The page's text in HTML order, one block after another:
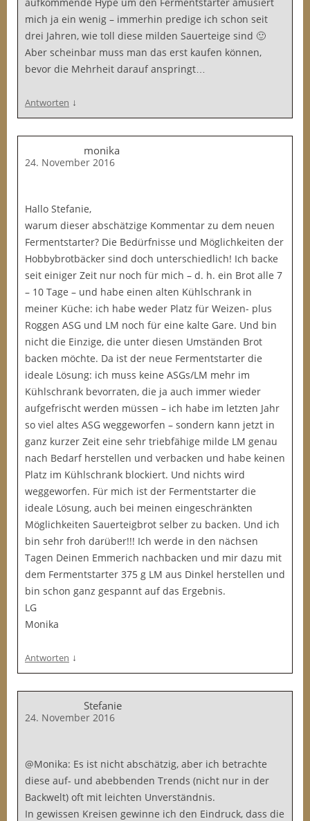
mich ja ein wenig – immerhin predige ich schon seit
drei Jahren, wie toll diese milden Sauerteige sind 🙂
Aber scheinbar muss man das erst kaufen können,
bevor die Mehrheit darauf anspringt…
Antworten ↓
monika
24. November 2016
Hallo Stefanie,
warum dieser abschätzige Kommentar zu dem neuen
Fermentstarter? Die Bedürfnisse und Möglichkeiten der
Hobbybrotbäcker sind doch unterschiedlich! Ich backe
seit einiger Zeit nur noch für mich – d. h. ein Brot alle 7
– 10 Tage – und habe einen alten Kühlschrank in
meiner Küche: ich habe weder Platz für Weizen- plus
Roggen ASG und LM noch für eine kalte Gare. Und bin
nicht die Einzige, die unter diesen Umständen Brot
backen möchte. Da ist der neue Fermentstarter die
ideale Lösung: ich muss keine ASGs/LM mehr im
Kühlschrank bevorraten, die ja auch immer wieder
aufgefrischt werden müssen – ich habe im letzten Jahr
so viel altes ASG weggeworfen – sondern kann jetzt in
ganz kurzer Zeit eine sehr triebfähige milde LM genau
nach Bedarf herstellen und verbacken und habe keinen
Platz im Kühlschrank blockiert. Und nichts wird
weggeworfen. Für mich ist der Fermentstarter die
ideale Lösung, auch bei meinen eingeschränkten
Möglichkeiten Sauerteigbrot selber zu backen. Und ich
bin sehr froh darüber!!! Ich werde in den nächsen
Tagen Deinen Emmerich nachbacken und mir dazu mit
dem Fermentstarter 375 g LM aus Dinkel herstellen und
bin schon ganz gespannt auf das Ergebnis.
LG
Monika
Antworten ↓
Stefanie
24. November 2016
@Monika: Es ist nicht abschätzig, aber ich betrachte
diese auf- und abebbenden Trends (nicht nur in der
Backwelt) oft mit leichten Unverständnis.
In gewissen Kreisen gewinne ich den Eindruck, dass die